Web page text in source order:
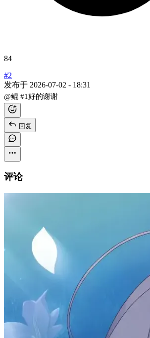
84
#2
发布于 2026-07-02 - 18:31
@鲲 #1好的谢谢
回复
评论